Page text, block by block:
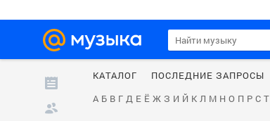
КАТАЛОГ
ПОСЛЕДНИЕ ЗАПРОСЫ
А Б В Г Д Е Ё Ж З И Й К Л М Н О П Р С Т